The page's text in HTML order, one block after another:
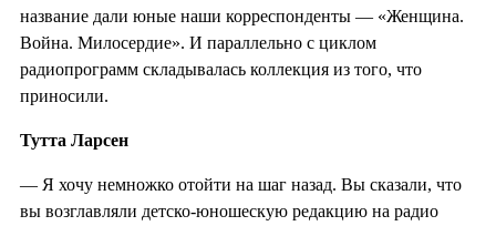
название дали юные наши корреспонденты — «Женщина.
Война. Милосердие». И параллельно с циклом
радиопрограмм складывалась коллекция из того, что
приносили.
Тутта Ларсен
— Я хочу немножко отойти на шаг назад. Вы сказали, что
вы возглавляли детско-юношескую редакцию на радио